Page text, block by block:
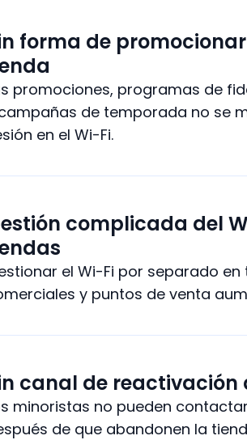
forma de
promociones, programas de
de temporada no se
en el Wi-Fi.
complicada del
el Wi-Fi por separado
y puntos de venta
canal de reactivación
minoristas no pueden
de que abandonen la